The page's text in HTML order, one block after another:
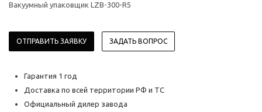
Вакуумный упаковщик LZB-300-R5
ОТПРАВИТЬ ЗАЯВКУ ЗАДАТЬ ВОПРОС
Гарантия 1 год
Доставка по всей территории РФ и ТС
Официальный дилер завода